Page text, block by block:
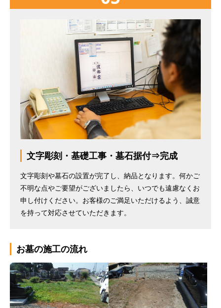
文字彫刻・基礎工事・墓石据付⇒完成
文字彫刻や墓石の設置が完了し、納品となります。何かご
不明な点やご要望がございましたら、いつでも遠慮なくお
申し付けください。お客様のご満足いただけるよう、誠意
を持って対応させていただきます。
お墓の施工の流れ